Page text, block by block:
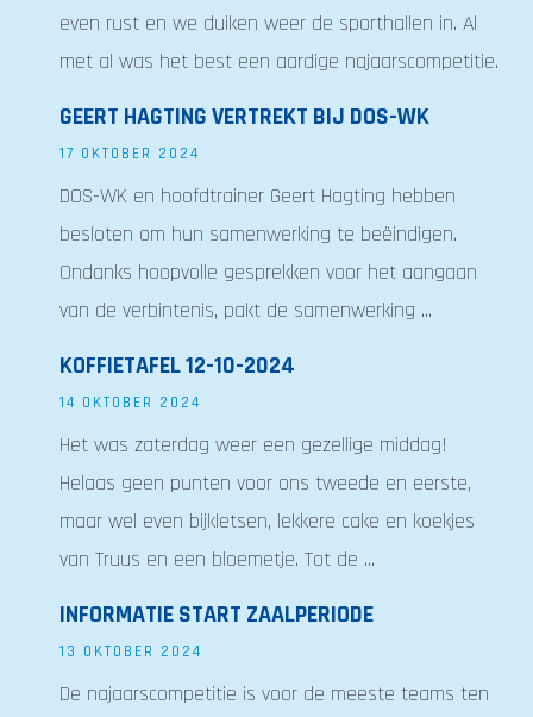
even rust en we duiken weer de sporthallen in. Al
met al was het best een aardige najaarscompetitie.
GEERT HAGTING VERTREKT BIJ DOS-WK
17 OKTOBER 2024
DOS-WK en hoofdtrainer Geert Hagting hebben
besloten om hun samenwerking te beëindigen.
Ondanks hoopvolle gesprekken voor het aangaan
van de verbintenis, pakt de samenwerking ...
KOFFIETAFEL 12-10-2024
14 OKTOBER 2024
Het was zaterdag weer een gezellige middag!
Helaas geen punten voor ons tweede en eerste,
maar wel even bijkletsen, lekkere cake en koekjes
van Truus en een bloemetje. Tot de ...
INFORMATIE START ZAALPERIODE
13 OKTOBER 2024
De najaarscompetitie is voor de meeste teams ten